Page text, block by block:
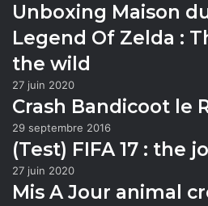
Unboxing Maison
Legend Of Zelda :
the wild
27 juin 2020
Crash Bandicoot le
29 septembre 2016
(Test) FIFA 17 : the
27 juin 2020
Mis A Jour animal